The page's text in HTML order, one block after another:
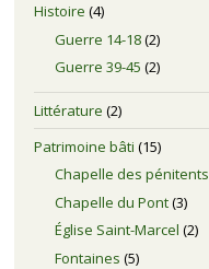
Histoire (4)
Guerre 14-18(2)
Guerre 39-45 (2)
Littérature (2)
Patrimoine bâti (15)
Chapelle des pénitents
Chapelle du Pont(3)
Église Saint-Marcel (2)
Fontaines (5)